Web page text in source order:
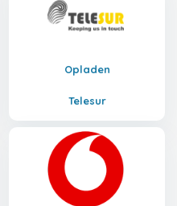
Opladen
Telesur